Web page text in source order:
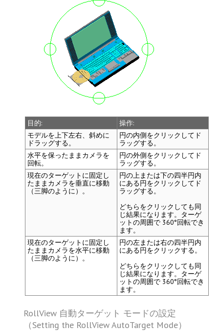
目的:
操作:
モデルを上下左右、斜めに
ドラッグする。
円の内側をクリックしてド
ラッグする。
水平を保ったままカメラを
回転。
円の外側をクリックしてド
ラッグする。
現在のターゲットに固定し
たままカメラを垂直に移動
（三脚のように）。
円の上または下の四半円内
にある円をクリックしてド
ラッグする。
どちらをクリックしても同
じ結果になります。ターゲ
ットの周囲で 360°回転でき
ます。
現在のターゲットに固定し
たままカメラを水平に移動
（三脚のように）。
円の左または右の四半円内
にある円をクリックする。
どちらをクリックしても同
じ結果になります。ターゲ
ットの周囲で 360°回転でき
ます。
RollView 自動ターゲット モードの設定
（Setting the RollView AutoTarget Mode）